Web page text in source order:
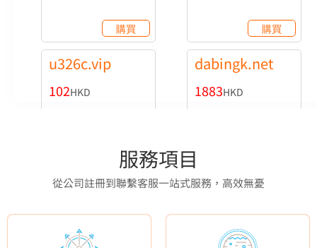
購買 購買
u326c.vip
102HKD
dabingk.net
1883HKD
181HKD
btc59.com
7799HKD
服務項目
從公司註冊到聯繫客服一站式服務，高效無憂